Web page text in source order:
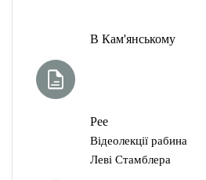
В Кам'янському
Рее
Відеолекції рабина
Леві Стамблера